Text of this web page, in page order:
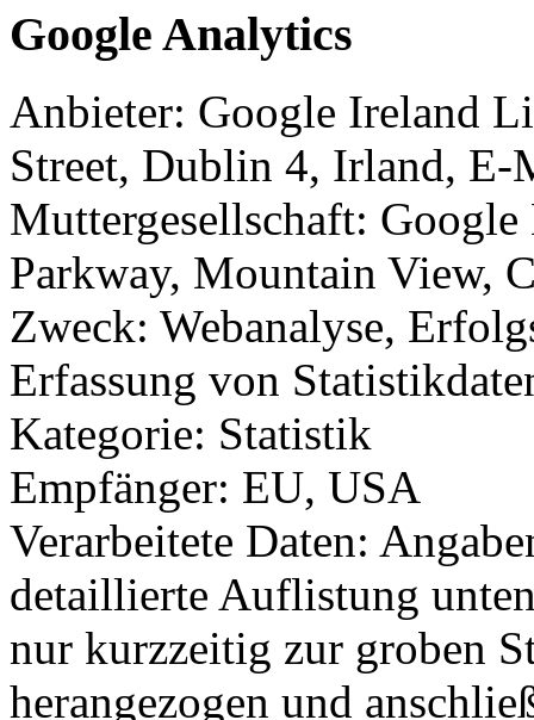
Google Analytics
Anbieter: Google Ireland
Street, Dublin 4, Irland, E-
Muttergesellschaft:
Parkway, Mountain View,
Zweck: Webanalyse,
Erfassung von
Kategorie: Statistik
Empfänger: EU, USA
Verarbeitete Daten:
detaillierte Auflistung
nur kurzzeitig zur groben
herangezogen und